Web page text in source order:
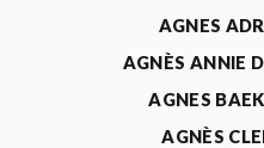
AGNES
AGNÈS ANNIE
AGNES
AGNÈS